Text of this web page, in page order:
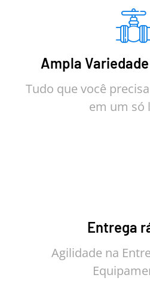
Ampla
Tudo que você
em um só
Entrega
Agilidade na